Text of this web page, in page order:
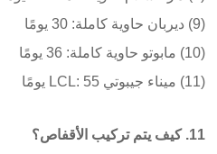
(9) ديربان حاوية كاملة: 30 يومًا
(10) مابوتو حاوية كاملة: 36 يومًا
(11) ميناء جيبوتي LCL: 55 يومًا
11. كيف يتم تركيب الأقفاص؟